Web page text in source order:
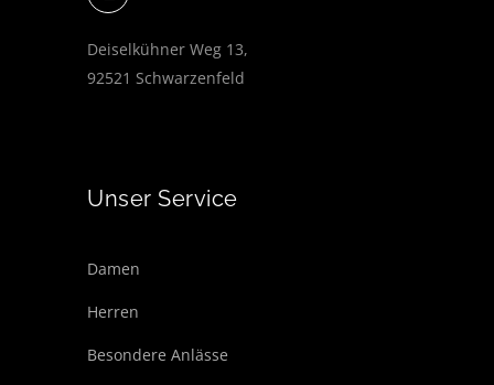
Deiselkühner Weg 13,
92521 Schwarzenfeld
Unser Service
Damen
Herren
Besondere Anlässe